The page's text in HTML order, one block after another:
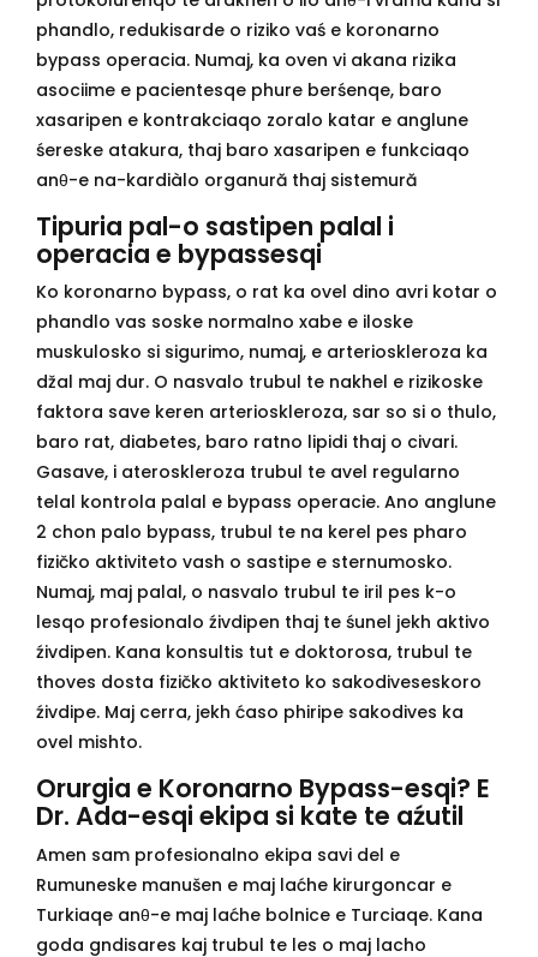
phandlo, redukisarde o riziko vaś e koronarno
bypass operacia. Numaj, ka oven vi akana rizika
asociime e pacientesqe phure berśenqe, baro
xasaripen e kontrakciaqo zoralo katar e anglune
śereske atakura, thaj baro xasaripen e funkciaqo
anθ-e na-kardiàlo organură thaj sistemură
Tipuria pal-o sastipen palal i
operacia e bypassesqi
Ko koronarno bypass, o rat ka ovel dino avri kotar o
phandlo vas soske normalno xabe e iloske
muskulosko si sigurimo, numaj, e arterioskleroza ka
džal maj dur. O nasvalo trubul te nakhel e rizikoske
faktora save keren arterioskleroza, sar so si o thulo,
baro rat, diabetes, baro ratno lipidi thaj o civari.
Gasave, i ateroskleroza trubul te avel regularno
telal kontrola palal e bypass operacie. Ano anglune
2 chon palo bypass, trubul te na kerel pes pharo
fizičko aktiviteto vash o sastipe e sternumosko.
Numaj, maj palal, o nasvalo trubul te iril pes k-o
lesqo profesionalo źivdipen thaj te śunel jekh aktivo
źivdipen. Kana konsultis tut e doktorosa, trubul te
thoves dosta fizičko aktiviteto ko sakodiveseskoro
źivdipe. Maj cerra, jekh ćaso phiripe sakodives ka
ovel mishto.
Orurgia e Koronarno Bypass-esqi? E
Dr. Ada-esqi ekipa si kate te aźutil
Amen sam profesionalno ekipa savi del e
Rumuneske manušen e maj laćhe kirurgoncar e
Turkiaqe anθ-e maj laćhe bolnice e Turciaqe. Kana
goda gndisares kaj trubul te les o maj lacho